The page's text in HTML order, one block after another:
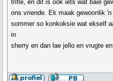
trifle, en dit is ook iets wat baie
ons vriende. Ek maak gewoonlik
sommer so konkoksie wat ekself
in
sherry en dan lae jello en vrugte